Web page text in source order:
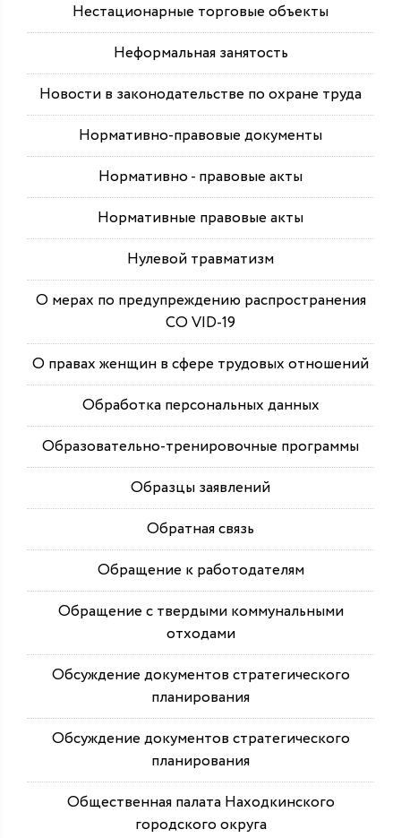
Нестационарные торговые объекты
Неформальная занятость
Новости в законодательстве по охране труда
Нормативно-правовые документы
Нормативно - правовые акты
Нормативные правовые акты
Нулевой травматизм
О мерах по предупреждению распространения
СО VID-19
О правах женщин в сфере трудовых отношений
Обработка персональных данных
Образовательно-тренировочные программы
Образцы заявлений
Обратная связь
Обращение к работодателям
Обращение с твердыми коммунальными
отходами
Обсуждение документов стратегического
планирования
Обсуждение документов стратегического
планирования
Общественная палата Находкинского
городского округа